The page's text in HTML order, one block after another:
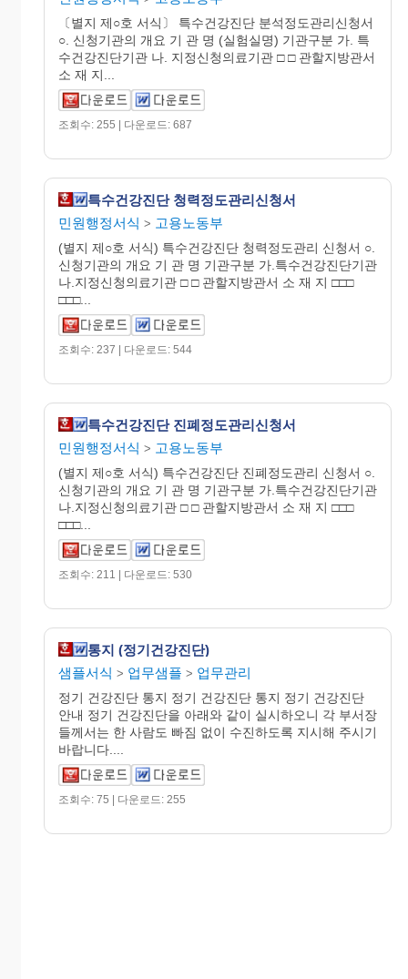
〔별지 제○호 서식〕 특수건강진단 분석정도관리신청서
○. 신청기관의 개요 기 관 명 (실험실명) 기관구분 가. 특
수건강진단기관 나. 지정신청의료기관 □ □ 관할지방관서
소 재 지...
조회수: 255 | 다운로드: 687
특수건강진단 청력정도관리신청서
민원행정서식 > 고용노동부
(별지 제○호 서식) 특수건강진단 청력정도관리 신청서 ○.
신청기관의 개요 기 관 명 기관구분 가.특수건강진단기관
나.지정신청의료기관 □ □ 관할지방관서 소 재 지 □□□
□□□...
조회수: 237 | 다운로드: 544
특수건강진단 진폐정도관리신청서
민원행정서식 > 고용노동부
(별지 제○호 서식) 특수건강진단 진폐정도관리 신청서 ○.
신청기관의 개요 기 관 명 기관구분 가.특수건강진단기관
나.지정신청의료기관 □ □ 관할지방관서 소 재 지 □□□
□□□...
조회수: 211 | 다운로드: 530
통지 (정기건강진단)
샘플서식 > 업무샘플 > 업무관리
정기 건강진단 통지 정기 건강진단 통지 정기 건강진단
안내 정기 건강진단을 아래와 같이 실시하오니 각 부서장
들께서는 한 사람도 빠짐 없이 수진하도록 지시해 주시기
바랍니다....
조회수: 75 | 다운로드: 255